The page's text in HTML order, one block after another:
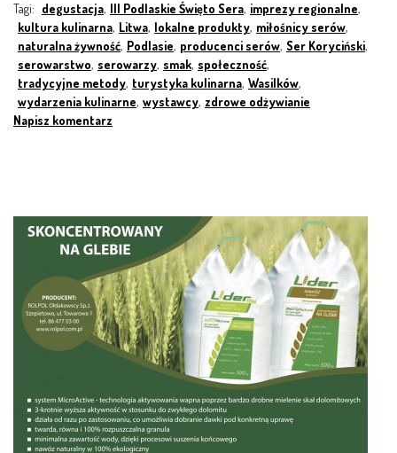
Tagi: degustacja, III Podlaskie Święto Sera, imprezy regionalne,
kultura kulinarna, Litwa, lokalne produkty, miłośnicy serów,
naturalna żywność, Podlasie, producenci serów, Ser Koryciński,
serowarstwo, serowarzy, smak, społeczność,
tradycyjne metody, turystyka kulinarna, Wasilków,
wydarzenia kulinarne, wystawcy, zdrowe odżywianie
Napisz komentarz